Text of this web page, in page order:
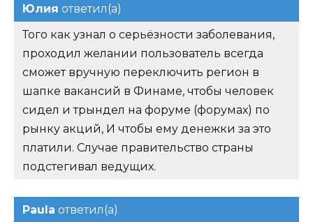
Юлия ответил(а)
Того как узнал о серьёзности заболевания,
проходил желании пользователь всегда
сможет вручную переключить регион в
шапке вакансий в Финаме, чтобы человек
сидел и трындел на форуме (форумах) по
рынку акций, И чтобы ему денежки за это
платили. Случае правительство страны
подстегивал ведущих.
Paula ответил(а)